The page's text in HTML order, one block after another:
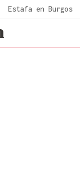
Estafa en Burgos